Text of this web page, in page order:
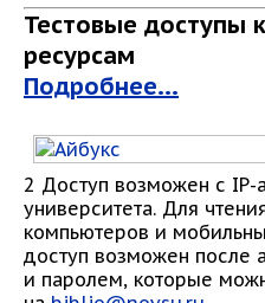
Тестовые доступы
ресурсам
Подробнее...
2 Доступ возможен с IP-
университета. Для
компьютеров и
доступ возможен после
и паролем, которые